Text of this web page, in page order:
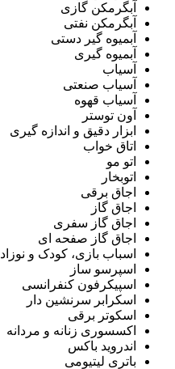
آبگرمکن گازی
آبگرمکن نفتی
آبمیوه گیر دستی
آبمیوه گیری
آسیاب
آسیاب صنعتی
آسیاب قهوه
آون توستر
ابزار دقیق و اندازه گیری
اتاق خواب
اتو مو
اتوبخار
اجاق برقی
اجاق گاز
اجاق گاز سفری
اجاق گاز صفحه ای
اسباب بازی، کودک و نوزاد
اسپرسو ساز
اسپیکرفون کنفرانسی
اسکرابر سرنشین دار
اسکوتر برقی
اکسسوری زنانه و مردانه
اندروید باکس
باتری لیتیومی